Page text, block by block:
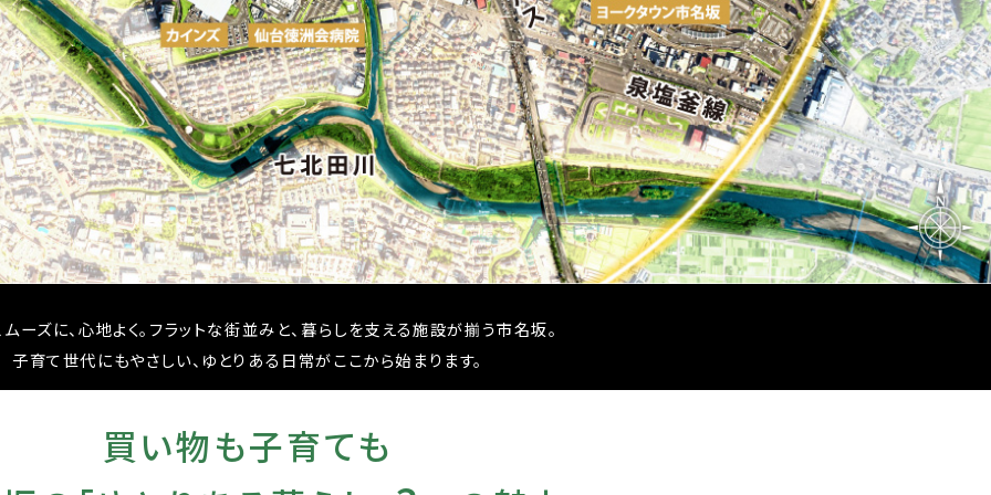
ーズに、心地よく。フラットな街並みと、暮らしを支える施設が揃う市名坂。
子育て世代にもやさしい、ゆとりある日常がここから始まります。
買い物も子育ても